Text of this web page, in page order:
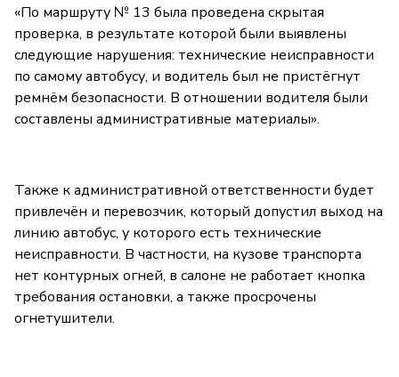
«По маршруту № 13 была проведена скрытая
проверка, в результате которой были выявлены
следующие нарушения: технические неисправности
по самому автобусу, и водитель был не пристёгнут
ремнём безопасности. В отношении водителя были
составлены административные материалы».
Также к административной ответственности будет
привлечён и перевозчик, который допустил выход на
линию автобус, у которого есть технические
неисправности. В частности, на кузове транспорта
нет контурных огней, в салоне не работает кнопка
требования остановки, а также просрочены
огнетушители.